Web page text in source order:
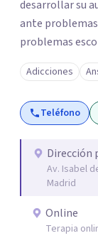
desarrollar su
ante
problemas
ansiedad. El apoyo a los padres es un pilar importante de
mi trabajo,
comprender mejor a su hijo en cada
apoyados en su
En la terapia
integrador, relacional, concibo al ser humano como un
ser activo y
en tratamiento
adicciones,
Adicciones
Teléfono
Dirección
Av. Isabel
Madrid
Online
Terapia